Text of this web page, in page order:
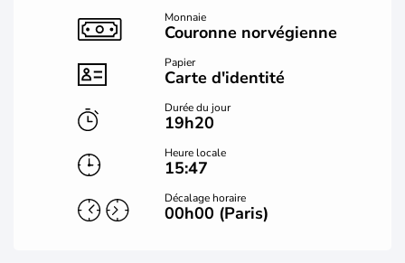
Monnaie
Couronne norvégienne
Papier
Carte d'identité
Durée du jour
19h20
Heure locale
15:47
Décalage horaire
00h00 (Paris)